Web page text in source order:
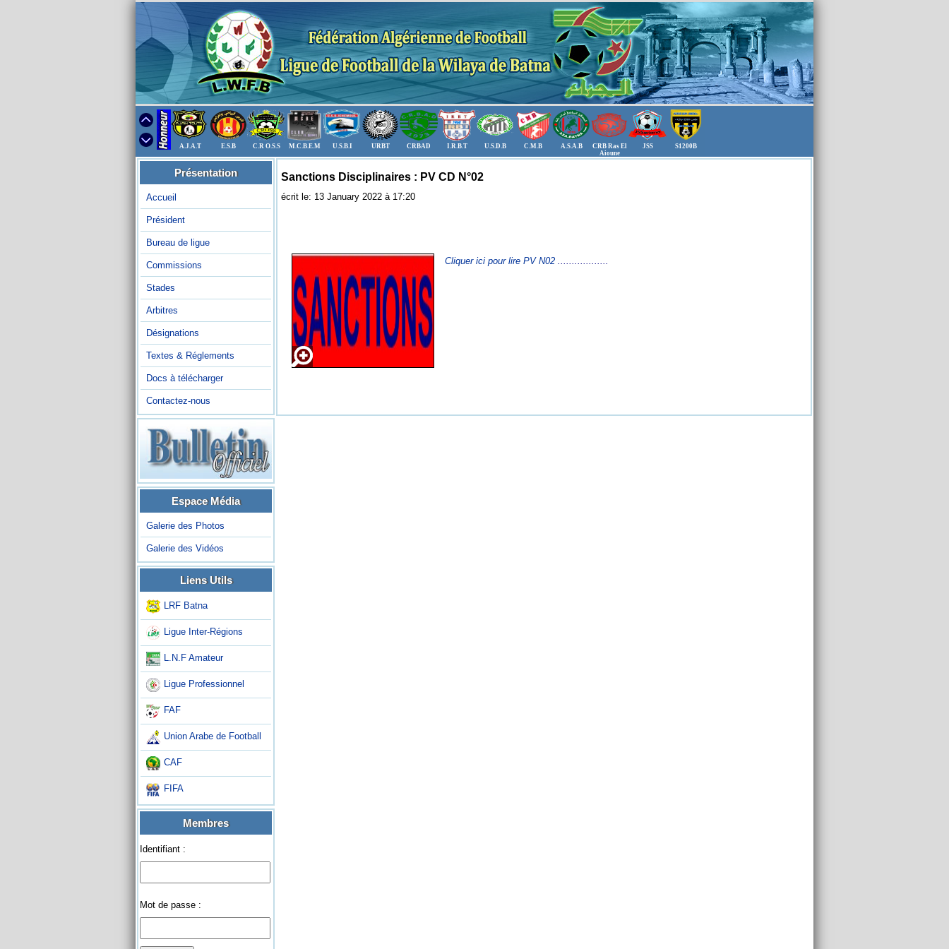
A.J.A.T E.S.B C.R O.S.S M.C.B.E.M U.S.B.I URBT CRBAD I.R.B.T U.S.D.B C.M.B A.S.A.B
CRB Ras El
Aioune
JSS S1200B
Présentation
Accueil
Président
Bureau de ligue
Commissions
Stades
Arbitres
Désignations
Textes & Réglements
Docs à télécharger
Contactez-nous
Espace Média
Galerie des Photos
Galerie des Vidéos
Liens Utils
LRF Batna
Ligue Inter-Régions
L.N.F Amateur
Ligue Professionnel
FAF
Union Arabe de Football
CAF
FIFA
Membres
Identifiant :
Mot de passe :
Sanctions Disciplinaires : PV CD N°02
écrit le: 13 January 2022 à 17:20
Cliquer ici pour lire PV N02 ..................